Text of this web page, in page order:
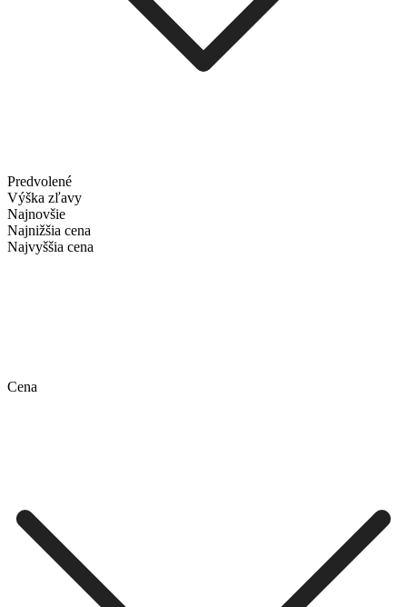
Predvolené
Výška zľavy
Najnovšie
Najnižšia cena
Najvyššia cena
Cena